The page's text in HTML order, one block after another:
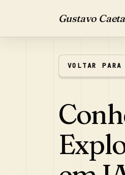
Gustavo
VOLTAR PARA